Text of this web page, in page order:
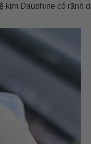
kim Dauphine có rãnh